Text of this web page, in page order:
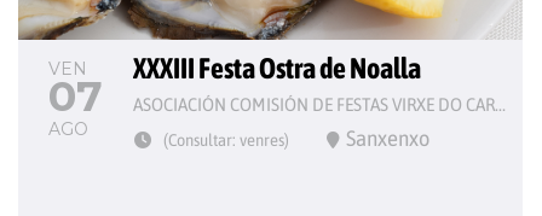
VEN
07
AGO
XXXIII Festa Ostra de Noalla
ASOCIACIÓN COMISIÓN DE FESTAS VIRXE DO CARME
(Consultar: venres) Sanxenxo